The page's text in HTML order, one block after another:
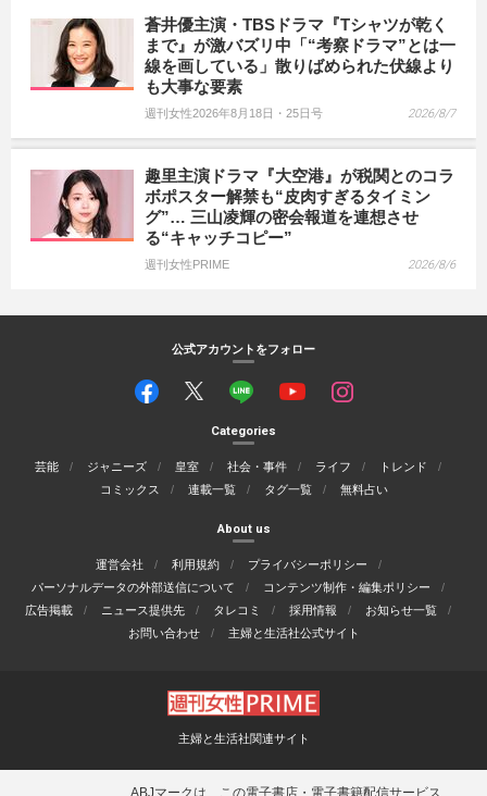
蒼井優主演・TBSドラマ『Tシャツが乾く
まで』が激バズリ中「“考察ドラマ”とは一
線を画している」散りばめられた伏線より
も大事な要素
週刊女性2026年8月18日・25日号 2026/8/7
趣里主演ドラマ『大空港』が税関とのコラ
ボポスター解禁も“皮肉すぎるタイミン
グ”… 三山凌輝の密会報道を連想させ
る“キャッチコピー”
週刊女性PRIME 2026/8/6
公式アカウントをフォロー
Categories
芸能 ジャニーズ 皇室 社会・事件 ライフ
トレンド
コミックス
連載一覧 タグ一覧 無料占い
About us
運営会社 利用規約
プライバシーポリシー
パーソナルデータの外部送信について
コンテンツ制作・編集ポリシー
広告掲載
ニュース提供先 タレコミ 採用情報
お知らせ一覧
お問い合わせ
主婦と生活社公式サイト
主婦と生活社関連サイト
ABJマークは、この電子書店・電子書籍配信サービス